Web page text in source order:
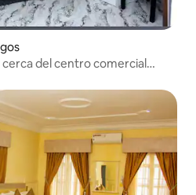
del centro comercial